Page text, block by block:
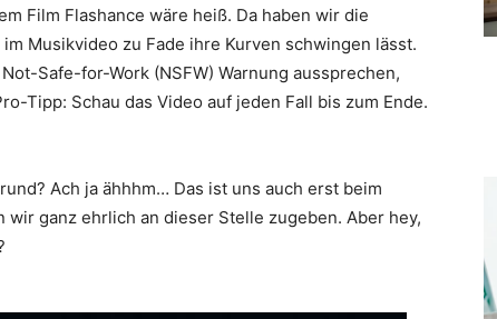
Film Flashance wäre heiß. Da haben wir die
Musikvideo zu Fade ihre Kurven schwingen lässt.
Safe-for-Work (NSFW) Warnung aussprechen,
Tipp: Schau das Video auf jeden Fall bis zum Ende.
Ach ja ähhhm… Das ist uns auch erst beim
ganz ehrlich an dieser Stelle zugeben. Aber hey,